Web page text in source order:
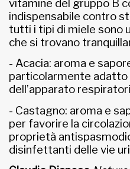
vitamine del gruppo B
indispensabile contro
tutti i tipi di miele sono
che si trovano
- Acacia: aroma e
particolarmente adatto
dell’apparato
- Castagno: aroma e
per favorire la
proprietà
disinfettanti delle vie